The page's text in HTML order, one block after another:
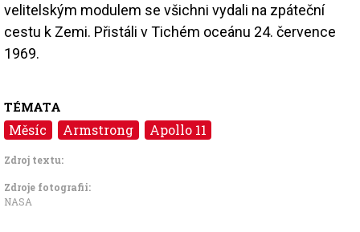
velitelským modulem se všichni vydali na zpáteční
cestu k Zemi. Přistáli v Tichém oceánu 24. července
1969.
TÉMATA
Měsíc Armstrong Apollo 11
Zdroj textu:
Zdroje fotografii:
NASA